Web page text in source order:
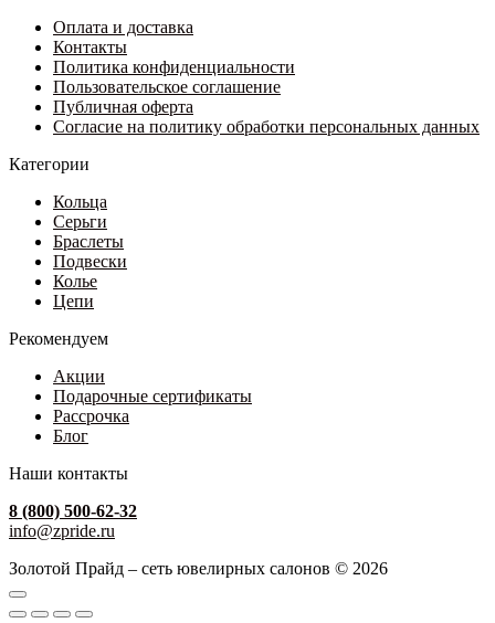
выбрать
на
странице
товара.
59
080 ₽.
540 ₽.
Оплата и доставка
Контакты
Политика конфиденциальности
Пользовательское соглашение
Публичная оферта
Согласие на политику обработки персональных данных
Категории
Кольца
Серьги
Браслеты
Подвески
Колье
Цепи
Рекомендуем
Акции
Подарочные сертификаты
Рассрочка
Блог
Наши контакты
8 (800) 500-62-32
info@zpride.ru
Золотой Прайд – сеть ювелирных салонов © 2026